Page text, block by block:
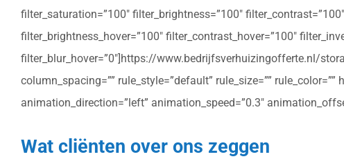
filter_saturation=”100″ filter_brightness=”100″
filter_brightness_hover=”100″ filter_contrast_hover=”100″
filter_blur_hover=”0″]https://www.bedrijfsverhuizingofferte.nl/
column_spacing=”” rule_style=”default” rule_size=””
animation_direction=”left” animation_speed=”0.3″
Wat cliënten over ons zeggen